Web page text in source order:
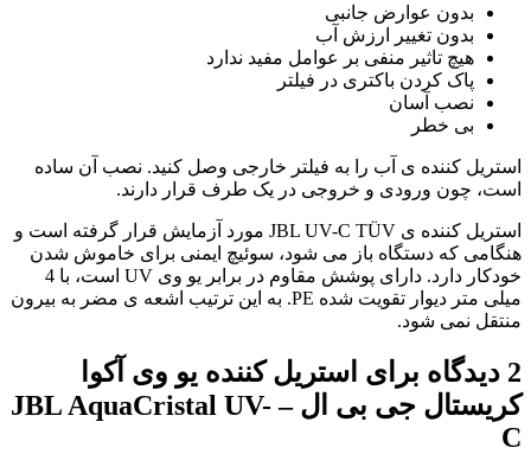
بدون عوارض جانبی
بدون تغییر ارزش آب
هیچ تاثیر منفی بر عوامل مفید ندارد
پاک کردن باکتری در فیلتر
نصب آسان
بی خطر
استریل کننده ی آب را به فیلتر خارجی وصل کنید. نصب آن ساده
است، چون ورودی و خروجی در یک طرف قرار دارند.
استریل کننده ی JBL UV-C TÜV مورد آزمایش قرار گرفته است و
هنگامی که دستگاه باز می شود، سوئیچ ایمنی برای خاموش شدن
خودکار دارد. دارای پوشش مقاوم در برابر یو وی UV است، با 4
میلی متر دیوار تقویت شده PE. به این ترتیب اشعه ی مضر به بیرون
منتقل نمی شود.
2 دیدگاه برای
استریل کننده یو وی آکوا
کریستال جی بی ال – JBL AquaCristal UV-
C